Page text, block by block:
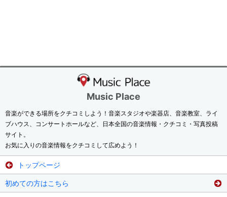
Music Place
音楽ができる場所をクチコミしよう！音楽スタジオや楽器店、音楽教室、ライ
ブハウス、コンサートホールなど、日本全国の音楽情報・クチコミ・写真投稿
サイト。
お気に入りの音楽情報をクチコミして広めよう！
トップページ
初めての方はこちら